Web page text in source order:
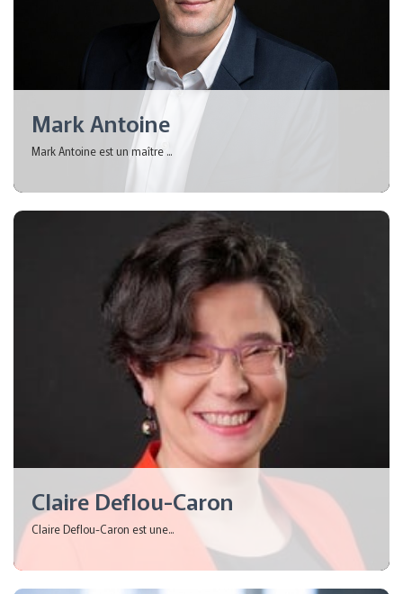
Mark Antoine
Mark Antoine est un maître ...
Claire Deflou-Caron
Claire Deflou-Caron est une...